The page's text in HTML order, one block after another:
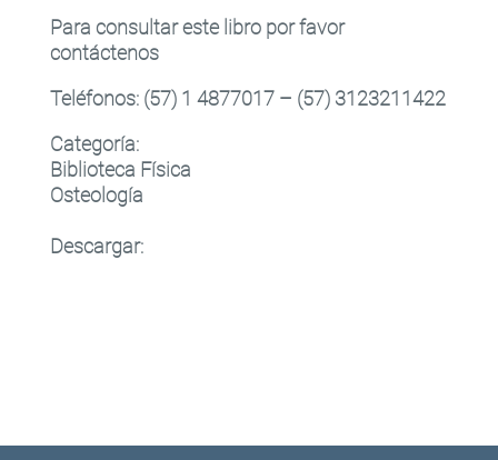
Para consultar este libro por favor
contáctenos
Teléfonos: (57) 1 4877017 – (57) 3123211422
Categoría:
Biblioteca Física
Osteología
Descargar: